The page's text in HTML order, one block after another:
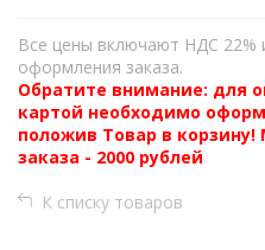
Все цены включают НДС 22%
оформления заказа.
Обратите внимание: для
картой необходимо
положив Товар в
заказа - 2000 рублей
К списку товаров